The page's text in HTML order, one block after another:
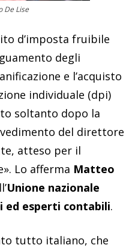
De Lise
d’imposta fruibile
degli
e l’acquisto
individuale (dpi)
soltanto dopo la
del direttore
atteso per il
Lo afferma Matteo
Unione nazionale
ed esperti contabili.
tutto italiano, che